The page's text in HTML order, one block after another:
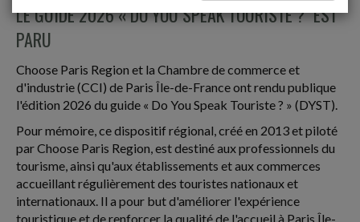
LE GUIDE 2026 « DO YOU SPEAK TOURISTE ?" EST
PARU
Choose Paris Region et la Chambre de commerce et
d'industrie (CCI) de Paris Île-de-France ont rendu publique
l'édition 2026 du guide « Do You Speak Touriste ? » (DYST).
Pour mémoire, ce dispositif régional, créé en 2013 et piloté
par Choose Paris Region, est destiné aux professionnels du
tourisme, ainsi qu'aux établissements et aux commerces
accueillant régulièrement des touristes nationaux et
internationaux. Il a pour but d'améliorer l'expérience
touristique et de renforcer la qualité de l'accueil à Paris Île-